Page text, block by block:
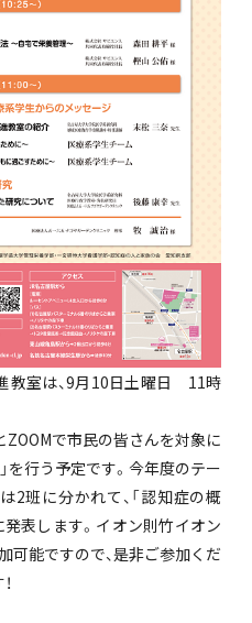
教室は、9月10日土曜日 11時
ZOOMで市民の皆さんを対象に
を行う予定です。今年度のテー
2班に分かれて、「認知症の概
発表します。イオン則竹イオン
可能ですので、是非ご参加くだ